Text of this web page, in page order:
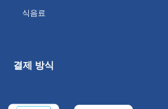
식음료
결제 방식